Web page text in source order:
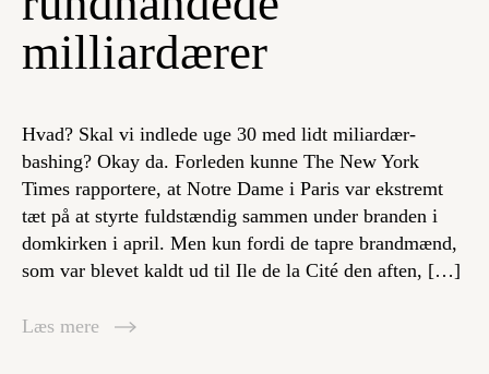
Søg
Log ind
milliardærer
Hvad? Skal vi indlede uge 30 med lidt miliardær-
bashing? Okay da. Forleden kunne The New York
Times rapportere, at Notre Dame i Paris var ekstremt
tæt på at styrte fuldstændig sammen under branden i
domkirken i april. Men kun fordi de tapre brandmænd,
som var blevet kaldt ud til Ile de la Cité den aften, […]
Læs mere